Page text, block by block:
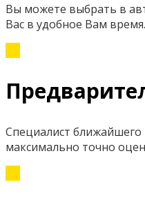
Вы можете выбрать в
Вас в удобное Вам время.
Специалист ближайшего
максимально точно